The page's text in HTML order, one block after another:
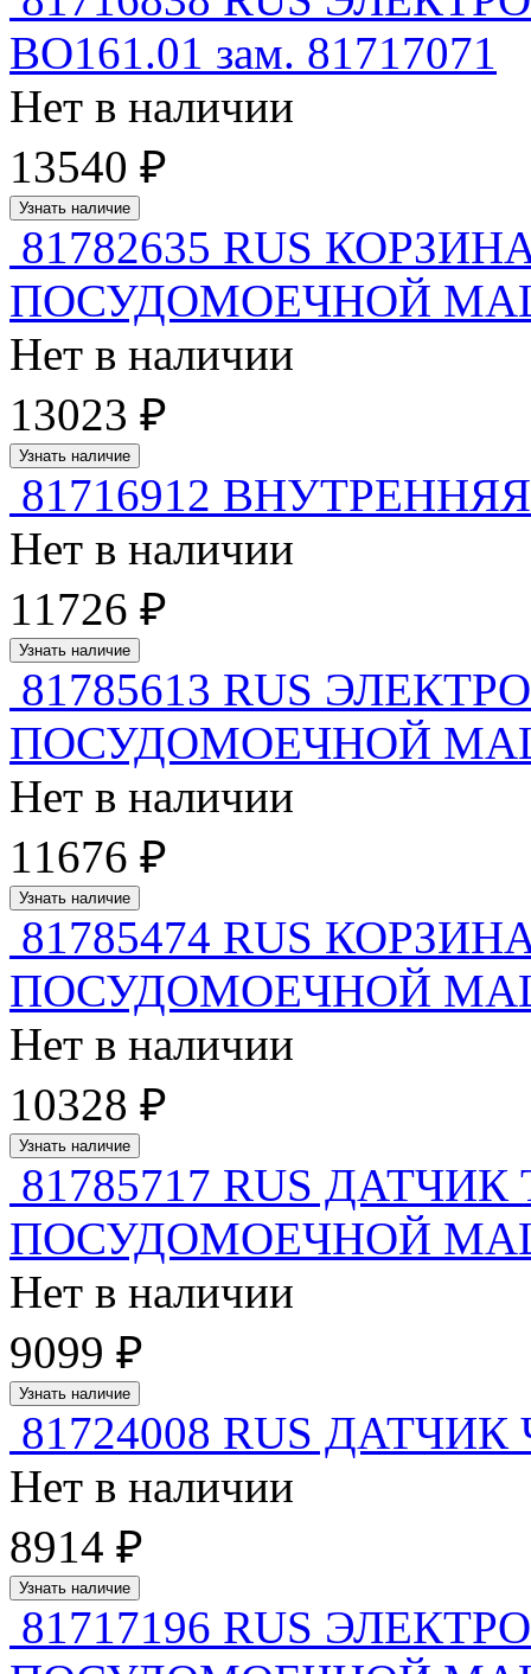
ВО161.01 зам. 81717071
Нет в наличии
13540 ₽
Узнать наличие
81782635 RUS
ПОСУДОМОЕЧНОЙ
Нет в наличии
13023 ₽
Узнать наличие
81716912
Нет в наличии
11726 ₽
Узнать наличие
81785613 RUS
ПОСУДОМОЕЧНОЙ
Нет в наличии
11676 ₽
Узнать наличие
81785474 RUS
ПОСУДОМОЕЧНОЙ
Нет в наличии
10328 ₽
Узнать наличие
81785717 RUS
ПОСУДОМОЕЧНОЙ
Нет в наличии
9099 ₽
Узнать наличие
81724008 RUS
Нет в наличии
8914 ₽
Узнать наличие
81717196 RUS